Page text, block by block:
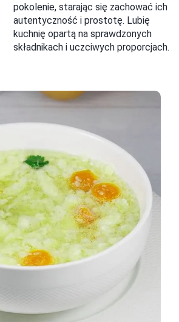
pokolenie, starając się zachować ich
autentyczność i prostotę. Lubię
kuchnię opartą na sprawdzonych
składnikach i uczciwych proporcjach.